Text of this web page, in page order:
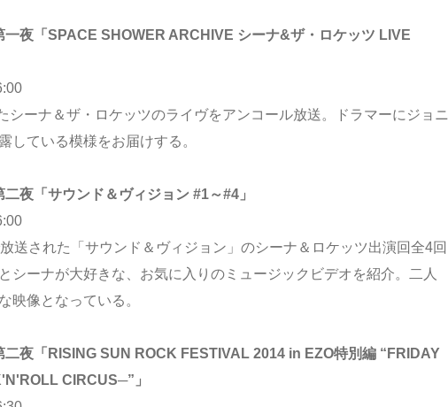
一夜「SPACE SHOWER ARCHIVE シーナ&ザ・ロケッツ LIVE
シーナ＆ザ・ロケッツのライヴをアンコール放送。ドラマーにジョニ
している模様をお届けする。
夜「サウンド＆ヴィジョン #1～#4」
送された「サウンド＆ヴィジョン」のシーナ＆ロケッツ出演回全4回
シーナが大好きな、お気に入りのミュージックビデオを紹介。二人
映像となっている。
二夜「RISING SUN ROCK FESTIVAL 2014 in EZO特別編 “FRIDAY
CIRCUS─”」